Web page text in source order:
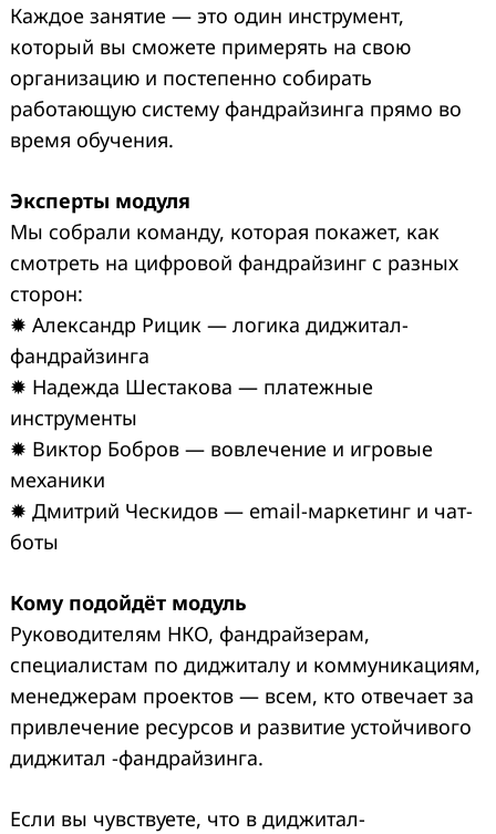
Каждое занятие — это один инструмент,
который вы сможете примерять на свою
организацию и постепенно собирать
работающую систему фандрайзинга прямо во
время обучения.
Эксперты модуля
Мы собрали команду, которая покажет, как
смотреть на цифровой фандрайзинг с разных
сторон:
✹ Александр Рицик — логика диджитал-
фандрайзинга
✹ Надежда Шестакова — платежные
инструменты
✹ Виктор Бобров — вовлечение и игровые
механики
✹ Дмитрий Ческидов — email-маркетинг и чат-
боты
Кому подойдёт модуль
Руководителям НКО, фандрайзерам,
специалистам по диджиталу и коммуникациям,
менеджерам проектов — всем, кто отвечает за
привлечение ресурсов и развитие устойчивого
диджитал -фандрайзинга.
Если вы чувствуете, что в диджитал-